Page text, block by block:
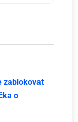
zablokovat
o